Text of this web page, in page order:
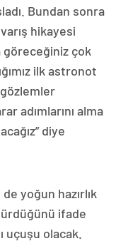
Bundan sonra
hikayesi
göreceğiniz çok
ilk astronot
adımlarını alma
diye
yoğun hazırlık
ifade
uçuşu olacak.